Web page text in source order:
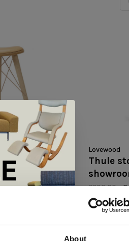
About
Lovewood
Thule
€600,00